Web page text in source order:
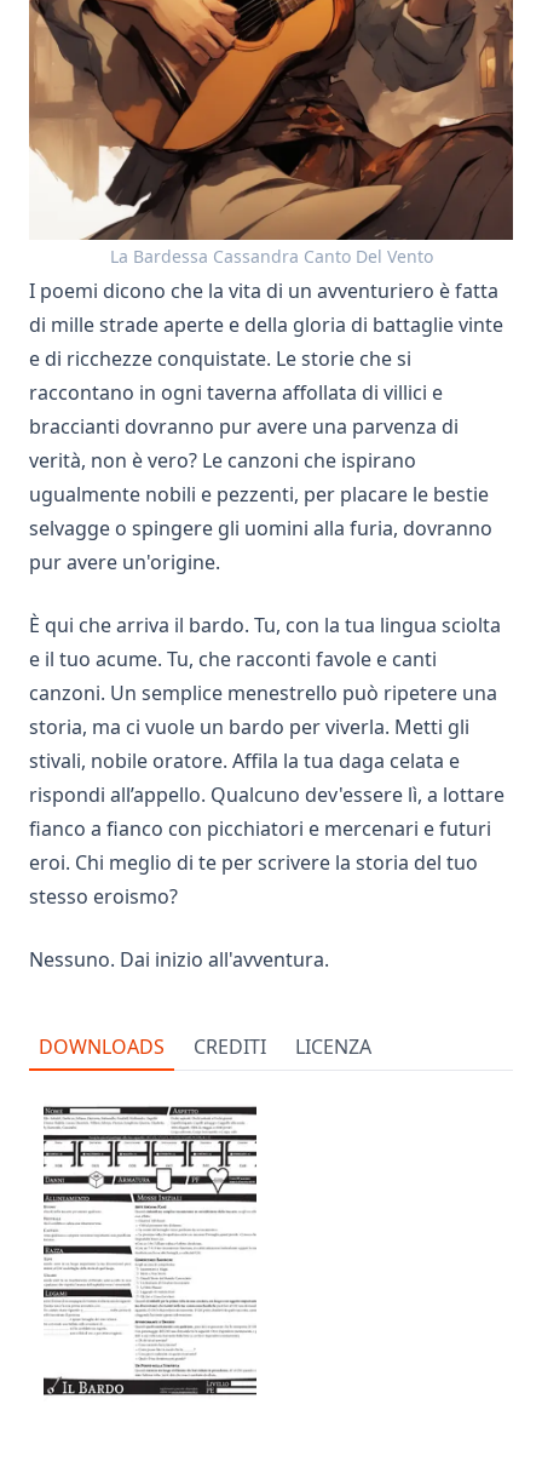
La Bardessa Cassandra Canto Del Vento
I poemi dicono che la vita di un avventuriero è fatta
di mille strade aperte e della gloria di battaglie vinte
e di ricchezze conquistate. Le storie che si
raccontano in ogni taverna affollata di villici e
braccianti dovranno pur avere una parvenza di
verità, non è vero? Le canzoni che ispirano
ugualmente nobili e pezzenti, per placare le bestie
selvagge o spingere gli uomini alla furia, dovranno
pur avere un'origine.
È qui che arriva il bardo. Tu, con la tua lingua sciolta
e il tuo acume. Tu, che racconti favole e canti
canzoni. Un semplice menestrello può ripetere una
storia, ma ci vuole un bardo per viverla. Metti gli
stivali, nobile oratore. Affila la tua daga celata e
rispondi all’appello. Qualcuno dev'essere lì, a lottare
fianco a fianco con picchiatori e mercenari e futuri
eroi. Chi meglio di te per scrivere la storia del tuo
stesso eroismo?
Nessuno. Dai inizio all'avventura.
DOWNLOADS CREDITI LICENZA